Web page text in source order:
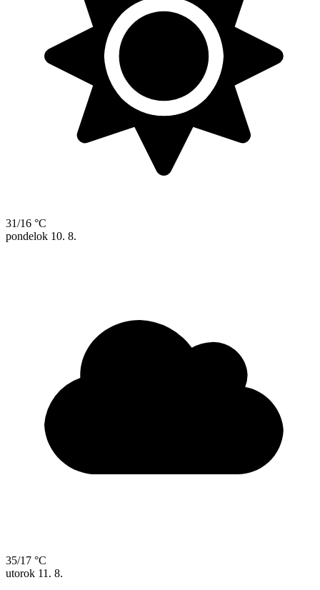
31/16 °C
pondelok 10. 8.
35/17 °C
utorok 11. 8.